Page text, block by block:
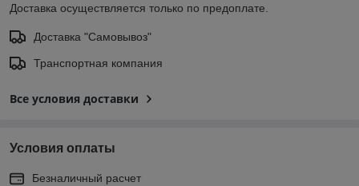
Доставка осуществляется только по предоплате.
Доставка "Самовывоз"
Транспортная компания
Все условия доставки
Условия оплаты
Безналичный расчет